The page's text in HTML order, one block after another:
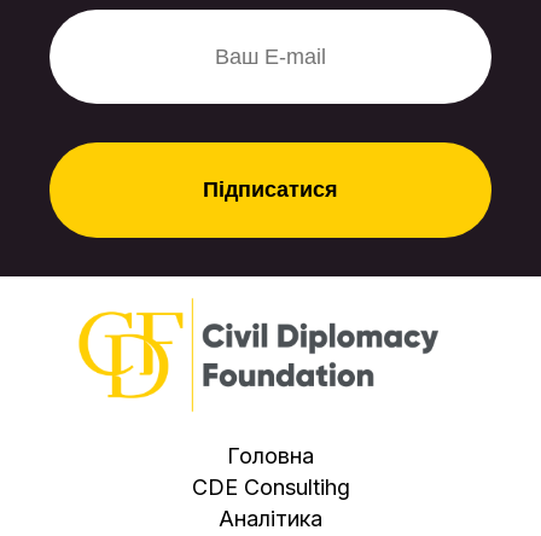
політичної. Саме так варто
у відносинах з Москвою. І Баку, і
Головна
CDE Consultihg
Аналітика